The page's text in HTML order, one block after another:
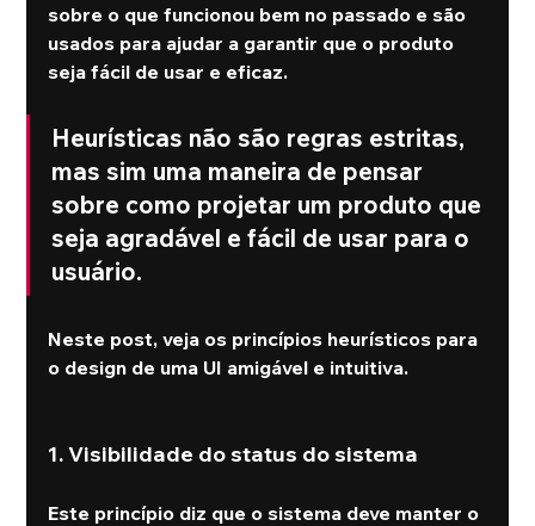
sobre o que funcionou bem no passado e são
usados ​​para ajudar a garantir que o produto
seja fácil de usar e eficaz.
Heurísticas não são regras estritas,
mas sim uma maneira de pensar
sobre como projetar um produto que
seja agradável e fácil de usar para o
usuário.
Neste post, veja os princípios heurísticos para
o design de uma UI amigável e intuitiva.
1. Visibilidade do status do sistema
Este princípio diz que o sistema deve manter o